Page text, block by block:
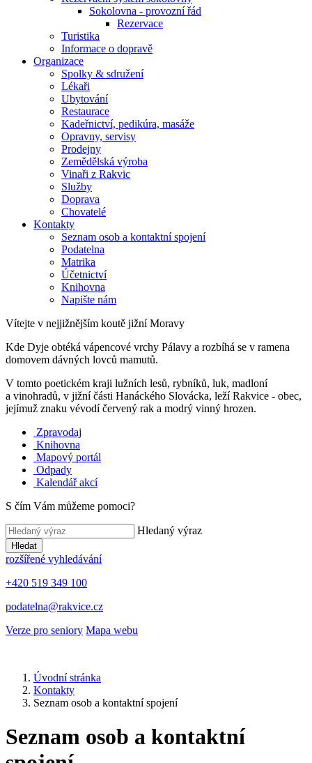
Sokolovna - provozní řád
Rezervace
Turistika
Informace o dopravě
Organizace
Spolky & sdružení
Lékaři
Ubytování
Restaurace
Kadeřnictví, pedikúra, masáže
Opravny, servisy
Prodejny
Zemědělská výroba
Vinaři z Rakvic
Služby
Doprava
Chovatelé
Kontakty
Seznam osob a kontaktní spojení
Podatelna
Matrika
Účetnictví
Knihovna
Napište nám
Vítejte v nejjižnějším koutě jižní Moravy
Kde Dyje obtéká vápencové vrchy Pálavy a rozbíhá se v ramena
domovem dávných lovců mamutů.
V tomto poetickém kraji lužních lesů, rybníků, luk, madloní
a vinohradů, v jižní části Hanáckého Slovácka, leží Rakvice - obec,
jejímuž znaku vévodí červený rak a modrý vinný hrozen.
Zpravodaj
Knihovna
Mapový portál
Odpady
Kalendář akcí
S čím Vám můžeme pomoci?
Hledaný výraz
Hledat
rozšířené vyhledávání
+420 519 349 100
podatelna@rakvice.cz
Verze pro seniory Mapa webu
Úvodní stránka
Kontakty
Seznam osob a kontaktní spojení
Seznam osob a kontaktní